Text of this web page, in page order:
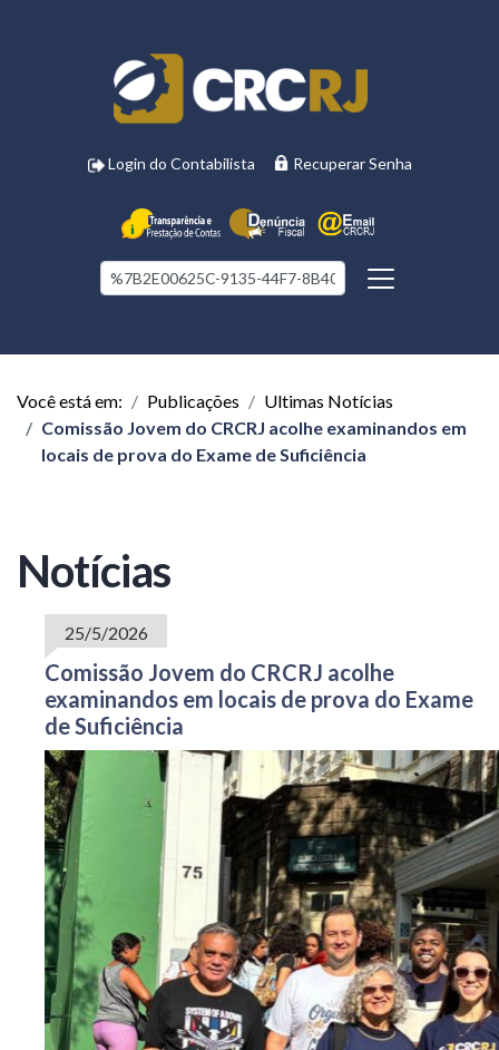
Login do Contabilista Recuperar Senha
Você está em: Publicações
Ultimas Notícias
Comissão Jovem do CRCRJ acolhe examinandos em
locais de prova do Exame de Suficiência
Notícias
25/5/2026
Comissão Jovem do CRCRJ acolhe
examinandos em locais de prova do Exame
de Suficiência